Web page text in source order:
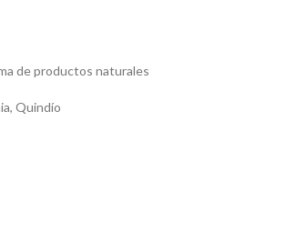
deproductos naturales
Quindío